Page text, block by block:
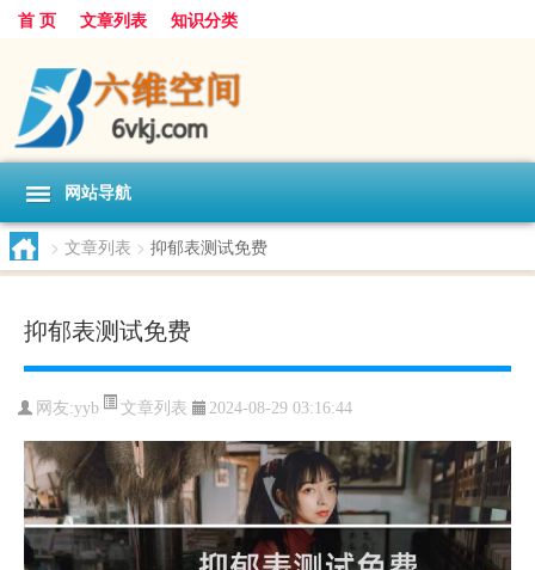
首 页 文章列表 知识分类
网站导航
> 文章列表 > 抑郁表测试免费
抑郁表测试免费
网友:yyb 文章列表 2024-08-29 03:16:44